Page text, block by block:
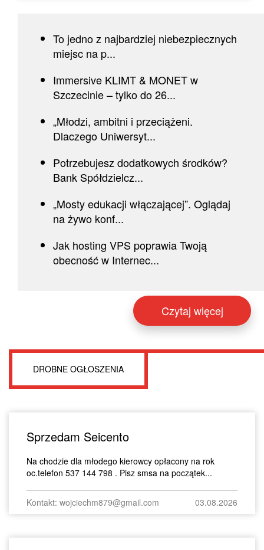
To jedno z najbardziej niebezpiecznych
miejsc na p...
Immersive KLIMT & MONET w
Szczecinie – tylko do 26...
„Młodzi, ambitni i przeciążeni.
Dlaczego Uniwersyt...
Potrzebujesz dodatkowych środków?
Bank Spółdzielcz...
„Mosty edukacji włączającej”. Oglądaj
na żywo konf...
Jak hosting VPS poprawia Twoją
obecność w Internec...
Czytaj więcej
DROBNE OGŁOSZENIA
Sprzedam Seicento
Na chodzie dla młodego kierowcy opłacony na rok
oc.telefon 537 144 798 . Pisz smsa na początek...
Kontakt: wojciechm879@gmail.com 03.08.2026